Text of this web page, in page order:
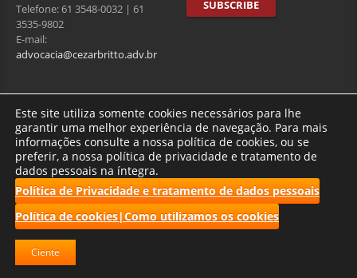
Telefone: 61 3548-0032 | 61
3535-9802
E-mail:
advocacia@cezarbritto.adv.br
Total de usuários : 275354
2017 CBRF | Todos os direitos reservados.
Este site utiliza somente cookies necessários para lhe
garantir uma melhor experiência de navegação. Para mais
informações consulte a nossa política de cookies, ou se
preferir, a nossa política de privacidade e tratamento de
dados pessoais na íntegra.
Política de Privacidade e tratamento de dados pessoais
Política de cookies|Como utilizamos os cookies
Ciente